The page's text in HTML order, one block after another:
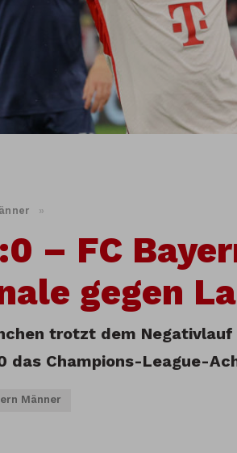
»
– FC
gegen
trotzt dem
das Champions-League-
Männer